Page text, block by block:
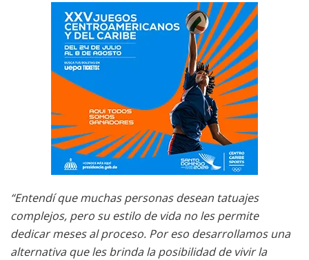
“Entendí que muchas personas desean tatuajes
complejos, pero su estilo de vida no les permite
dedicar meses al proceso. Por eso desarrollamos una
alternativa que les brinda la posibilidad de vivir la